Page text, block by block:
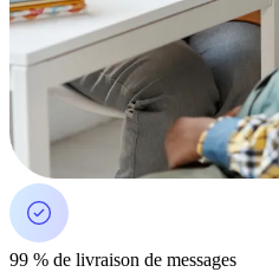
99 % de livraison de messages